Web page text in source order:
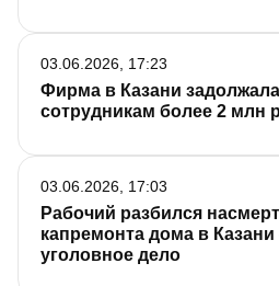
Фирма в Казани
сотрудникам более 2 млн
03.06.2026, 17:23
Рабочий разбился
капремонта дома в
уголовное дело
03.06.2026, 17:03